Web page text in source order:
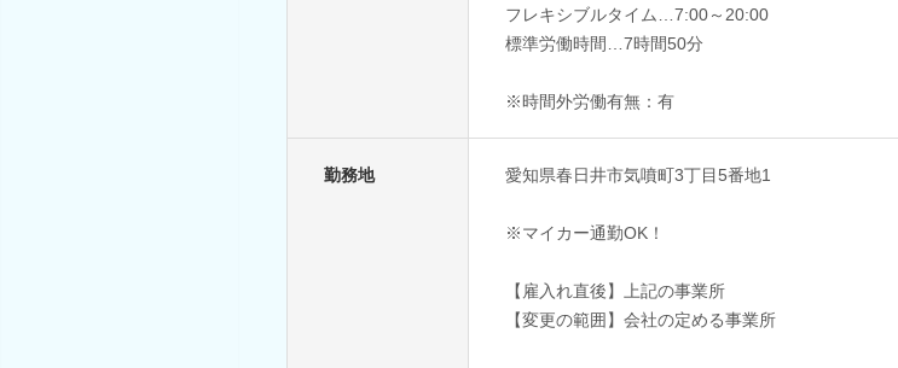
フレキシブルタイム…7:00～20:00
標準労働時間…7時間50分
※時間外労働有無：有
勤務地 愛知県春日井市気噴町3丁目5番地1
※マイカー通勤OK！
【雇入れ直後】上記の事業所
【変更の範囲】会社の定める事業所